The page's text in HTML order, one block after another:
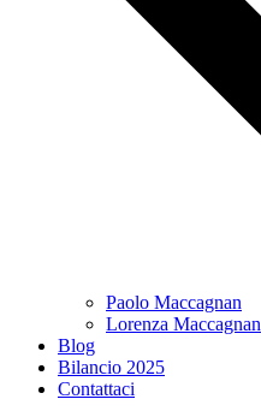
Paolo Maccagnan
Lorenza Maccagnan
Blog
Bilancio 2025
Contattaci